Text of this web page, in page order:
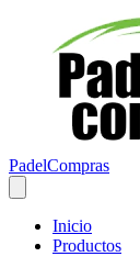
PadelCompras
Inicio
Productos